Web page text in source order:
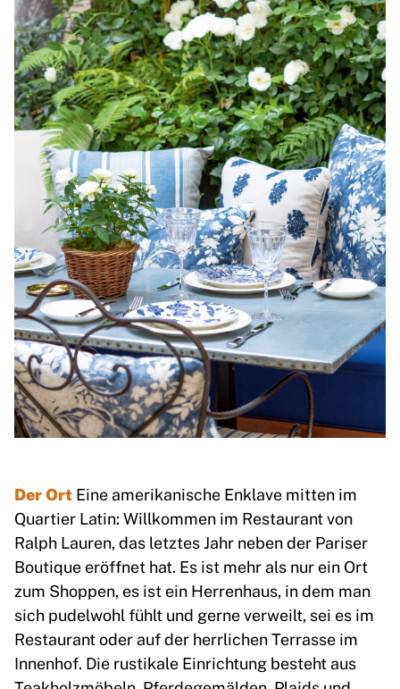
Der Ort Eine amerikanische Enklave mitten im
Quartier Latin: Willkommen im Restaurant von
Ralph Lauren, das letztes Jahr neben der Pariser
Boutique eröffnet hat. Es ist mehr als nur ein Ort
zum Shoppen, es ist ein Herrenhaus, in dem man
sich pudelwohl fühlt und gerne verweilt, sei es im
Restaurant oder auf der herrlichen Terrasse im
Innenhof. Die rustikale Einrichtung besteht aus